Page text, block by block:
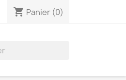
shopping_cart Panier (0)